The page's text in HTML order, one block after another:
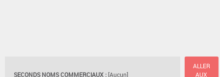
SECONDS NOMS COMMERCIAUX : [Aucun]
ALLER
AUX